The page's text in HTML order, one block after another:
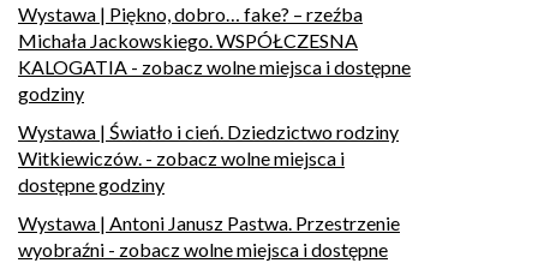
Wystawa | Piękno, dobro… fake? – rzeźba
Michała Jackowskiego. WSPÓŁCZESNA
KALOGATIA - zobacz wolne miejsca i dostępne
godziny
Wystawa | Światło i cień. Dziedzictwo rodziny
Witkiewiczów. - zobacz wolne miejsca i
dostępne godziny
Wystawa | Antoni Janusz Pastwa. Przestrzenie
wyobraźni - zobacz wolne miejsca i dostępne